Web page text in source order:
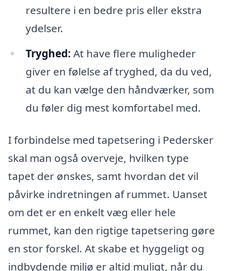
resultere i en bedre pris eller ekstra
ydelser.
Tryghed: At have flere muligheder
giver en følelse af tryghed, da du ved,
at du kan vælge den håndværker, som
du føler dig mest komfortabel med.
I forbindelse med tapetsering i Pedersker
skal man også overveje, hvilken type
tapet der ønskes, samt hvordan det vil
påvirke indretningen af rummet. Uanset
om det er en enkelt væg eller hele
rummet, kan den rigtige tapetsering gøre
en stor forskel. At skabe et hyggeligt og
indbydende miljø er altid muligt, når du